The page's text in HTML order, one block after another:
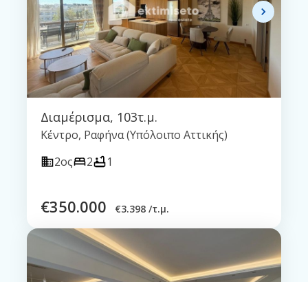
Διαμέρισμα, 103τ.μ.
Κέντρο, Ραφήνα (Υπόλοιπο Αττικής)
2ος
2 1
€350.000 €3.398 /τ.μ.